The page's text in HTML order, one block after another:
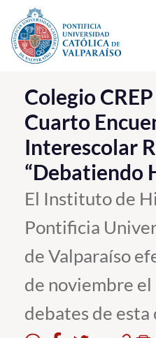
Click acá para ir directamente al
La Universidad
Investigación, Creación e
PUCV Internacional
Vinculación con el Medio
Admisión
Pregrado
Postgrado
Formación Continua
Colegio
Cuarto
Interescolar
“Debatiendo
El Instituto de
Pontificia
de Valparaíso
de noviembre
debates de esta